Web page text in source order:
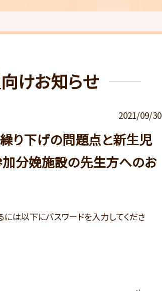
けお知らせ
り下げの問題点と新生児
加分娩施設の先生方へのお
2021/09/30
は以下にパスワードを入力してくださ